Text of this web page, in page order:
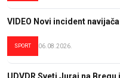
VIDEO Novi incident
SPORT 06.08.2026.